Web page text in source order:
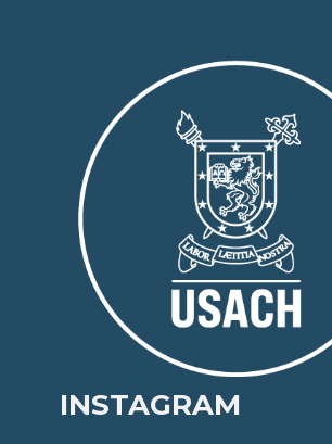
INSTAGRAM